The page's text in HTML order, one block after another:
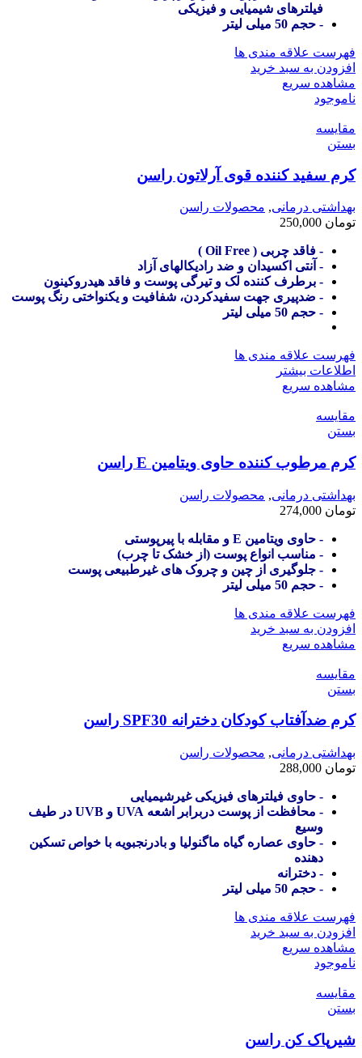
فیلترهای شیمیایی و فیزیکی
- حجم 50 میلی لیتر
فهرست علاقه مندی ها
افزودن به سبد خرید
مشاهده سریع
ناموجود
مقایسه
بستن
کرم سفید کننده قوی آرلاتون راسن
بهداشتی درمانی, محصولات راسن
تومان
- فاقد چربی ( Oil Free )
- آنتی اکسیدان و ضد رادیکالهای آزاد
- برطرف کننده لک و تیرگی پوست و فاقد هیدروکینون
- ضدپیری جهت سفیدکردن، شفافیت و یکنواختی رنگ پوست
- حجم 50 میلی لیتر
فهرست علاقه مندی ها
اطلاعات بیشتر
مشاهده سریع
مقایسه
بستن
کرم مرطوب کننده حاوی ویتامین E راسن
بهداشتی درمانی, محصولات راسن
تومان
- حاوی ویتامین E و مقابله با پیرپوستی
- مناسب انواع پوست (از خشک تا چرب)
- جلوگیری از چین و چروک های غیرطبیعی پوست
- حجم 50 میلی لیتر
فهرست علاقه مندی ها
افزودن به سبد خرید
مشاهده سریع
مقایسه
بستن
کرم ضدآفتاب کودکان دخترانه SPF30 راسن
بهداشتی درمانی, محصولات راسن
تومان
- حاوی فیلترهای فیزیکی غیرشیمیایی
- محافظت از پوست دربرابر اشعه UVA و UVB در طیف
وسیع
- حاوی عصاره گیاه ماگنولیا و بادرنجبویه با خواص تسکین
دهنده
- دخترانه
- حجم 50 میلی لیتر
فهرست علاقه مندی ها
افزودن به سبد خرید
مشاهده سریع
ناموجود
مقایسه
بستن
شیرپاک کن راسن